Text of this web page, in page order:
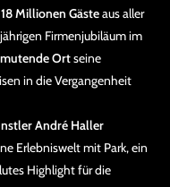
18 Millionen Gästeaus aller
Firmenjubiläum im
Ortseine
in die Vergangenheit
André Haller
Erlebniswelt mit Park, ein
Highlight für die